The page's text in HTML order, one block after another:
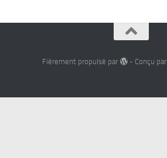
Fièrement propulsé par - Conçu par